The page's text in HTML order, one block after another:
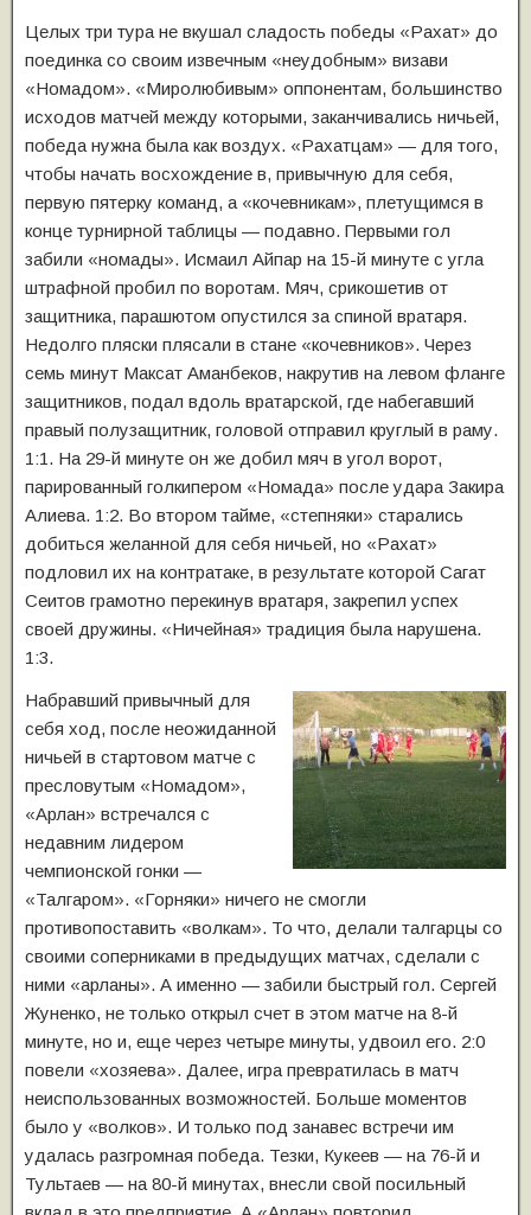
Целых три тура не вкушал сладость победы «Рахат» до
поединка со своим извечным «неудобным» визави
«Номадом». «Миролюбивым» оппонентам, большинство
исходов матчей между которыми, заканчивались ничьей,
победа нужна была как воздух. «Рахатцам» — для того,
чтобы начать восхождение в, привычную для себя,
первую пятерку команд, а «кочевникам», плетущимся в
конце турнирной таблицы — подавно. Первыми гол
забили «номады». Исмаил Айпар на 15-й минуте с угла
штрафной пробил по воротам. Мяч, срикошетив от
защитника, парашютом опустился за спиной вратаря.
Недолго пляски плясали в стане «кочевников». Через
семь минут Максат Аманбеков, накрутив на левом фланге
защитников, подал вдоль вратарской, где набегавший
правый полузащитник, головой отправил круглый в раму.
1:1. На 29-й минуте он же добил мяч в угол ворот,
парированный голкипером «Номада» после удара Закира
Алиева. 1:2. Во втором тайме, «степняки» старались
добиться желанной для себя ничьей, но «Рахат»
подловил их на контратаке, в результате которой Сагат
Сеитов грамотно перекинув вратаря, закрепил успех
своей дружины. «Ничейная» традиция была нарушена.
1:3.
Набравший привычный для
себя ход, после неожиданной
ничьей в стартовом матче с
пресловутым «Номадом»,
«Арлан» встречался с
недавним лидером
чемпионской гонки —
«Талгаром». «Горняки» ничего не смогли
противопоставить «волкам». То что, делали талгарцы со
своими соперниками в предыдущих матчах, сделали с
ними «арланы». А именно — забили быстрый гол. Сергей
Жуненко, не только открыл счет в этом матче на 8-й
минуте, но и, еще через четыре минуты, удвоил его. 2:0
повели «хозяева». Далее, игра превратилась в матч
неиспользованных возможностей. Больше моментов
было у «волков». И только под занавес встречи им
удалась разгромная победа. Тезки, Кукеев — на 76-й и
Тультаев — на 80-й минутах, внесли свой посильный